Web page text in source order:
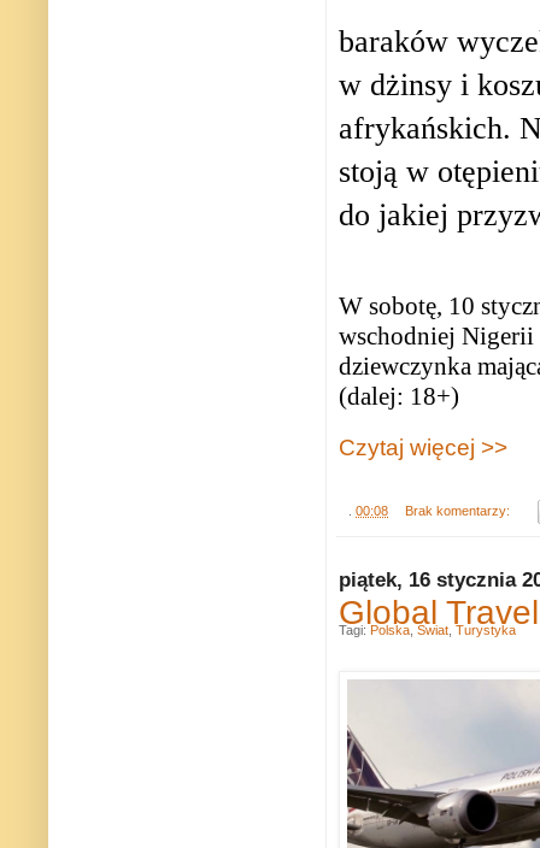
baraków
w dżinsy i
afrykańskich.
stoją w
do jakiej
W sobotę, 10
wschodniej Nigerii
dziewczynka
(dalej: 18+)
Czytaj więcej >>
00:08 Brak komentarzy:
piątek, 16 stycznia
Global
Tagi: Polska, Świat, Turystyka